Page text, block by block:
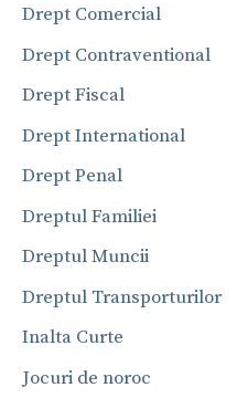
Drept Comercial
Drept Contraventional
Drept Fiscal
Drept International
Drept Penal
Dreptul Familiei
Dreptul Muncii
Dreptul Transporturilor
Inalta Curte
Jocuri de noroc